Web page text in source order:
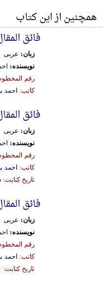
همچنین از این کتاب
فائق
زبان: عربی
نویسنده:
رقم
کاتب: احمد
فائق
زبان: عربی
نویسنده:
رقم
کاتب: احمد
تاریخ کتابت:
فائق
زبان: عربی
نویسنده:
رقم
کاتب: احمد
تاریخ کتابت: